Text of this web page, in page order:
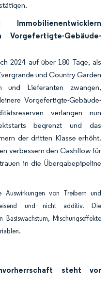
Gebäude-
2024 auf über 180 Tage, als
und Country Garden
und Lieferanten zwangen,
Vorgefertigte-Gebäude-
verlangen nun
begrenzt und das
der dritten Klasse erhöht.
verbessern den Cashflow für
in die Übergabepipeline
Auswirkungen von Treibern und
und nicht additiv. Die
Basiswachstum, Mischungseffekte
steht vor